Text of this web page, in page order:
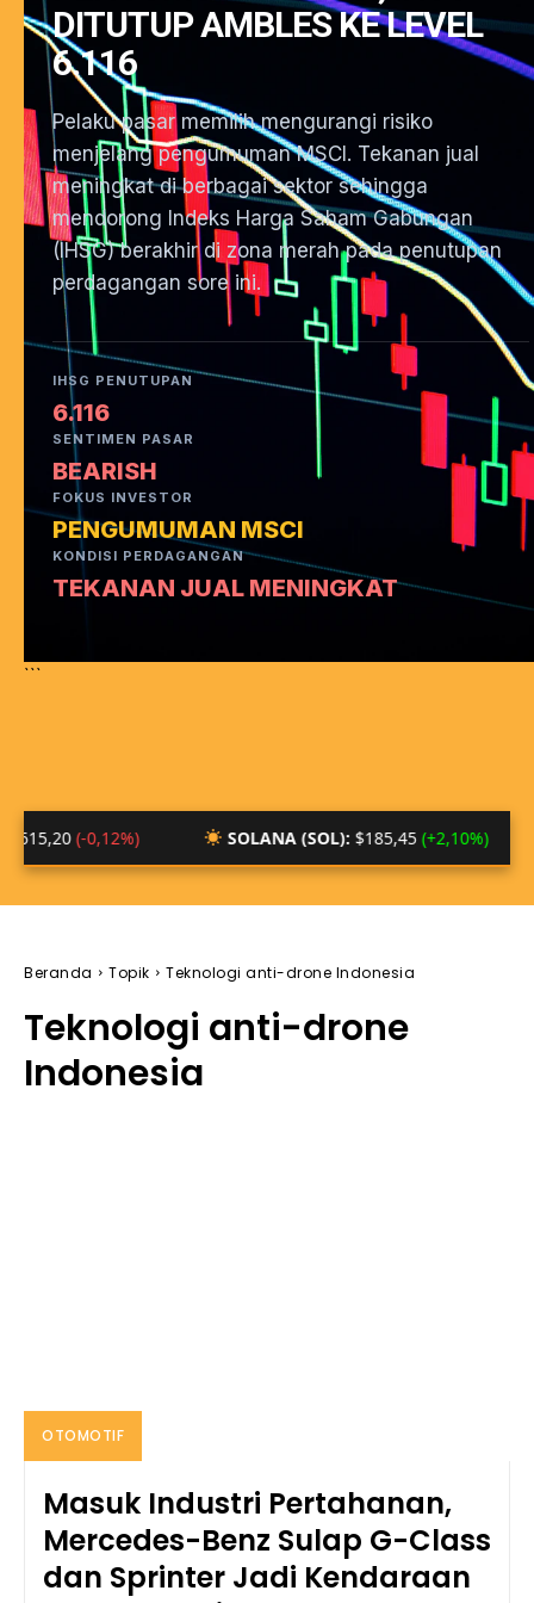
DITUTUP AMBLES KE LEVEL
6.116
Pelaku pasar memilih mengurangi risiko
menjelang pengumuman MSCI. Tekanan jual
meningkat di berbagai sektor sehingga
mendorong Indeks Harga Saham Gabungan
(IHSG) berakhir di zona merah pada penutupan
perdagangan sore ini.
IHSG PENUTUPAN
6.116
SENTIMEN PASAR
BEARISH
FOKUS INVESTOR
PENGUMUMAN MSCI
KONDISI PERDAGANGAN
TEKANAN JUAL MENINGKAT
```
(-0,12%) SOLANA (SOL):$185,45(+2,10%)
Beranda Topik Teknologi anti-drone Indonesia
Teknologi anti-drone
Indonesia
OTOMOTIF
Masuk Industri Pertahanan,
Mercedes-Benz Sulap G-Class
dan Sprinter Jadi Kendaraan